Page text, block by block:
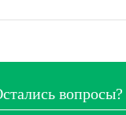
вопросы?